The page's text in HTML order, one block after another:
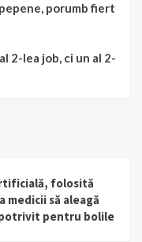
porumb fiert
2-lea job, ci un al 2-
folosită
medicii să aleagă
pentru bolile